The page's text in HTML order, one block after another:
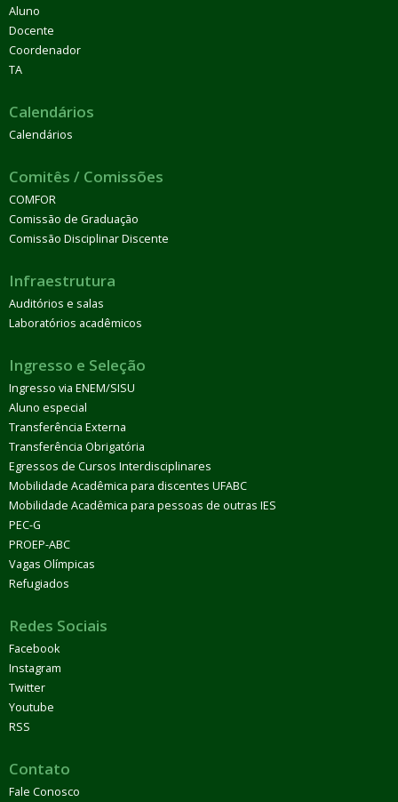
Aluno
Docente
Coordenador
TA
Calendários
Calendários
Comitês / Comissões
COMFOR
Comissão de Graduação
Comissão Disciplinar Discente
Infraestrutura
Auditórios e salas
Laboratórios acadêmicos
Ingresso e Seleção
Ingresso via ENEM/SISU
Aluno especial
Transferência Externa
Transferência Obrigatória
Egressos de Cursos Interdisciplinares
Mobilidade Acadêmica para discentes UFABC
Mobilidade Acadêmica para pessoas de outras IES
PEC-G
PROEP-ABC
Vagas Olímpicas
Refugiados
Redes Sociais
Facebook
Instagram
Twitter
Youtube
RSS
Contato
Fale Conosco